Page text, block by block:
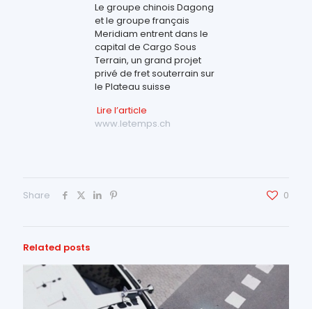
Le groupe chinois Dagong
et le groupe français
Meridiam entrent dans le
capital de Cargo Sous
Terrain, un grand projet
privé de fret souterrain sur
le Plateau suisse
Lire l’article
www.letemps.ch
Share 0
Related posts